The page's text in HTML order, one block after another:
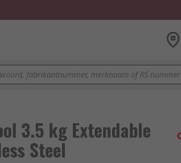
3.5 kg Extendable
Steel